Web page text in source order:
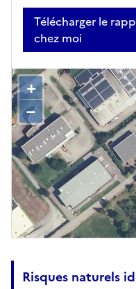
Télécharger le
chez moi
+
–
Risques naturels